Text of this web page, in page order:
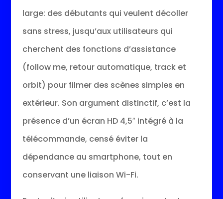
large: des débutants qui veulent décoller
sans stress, jusqu’aux utilisateurs qui
cherchent des fonctions d’assistance
(follow me, retour automatique, track et
orbit) pour filmer des scènes simples en
extérieur. Son argument distinctif, c’est la
présence d’un écran HD 4,5″ intégré à la
télécommande, censé éviter la
dépendance au smartphone, tout en
conservant une liaison Wi-Fi.